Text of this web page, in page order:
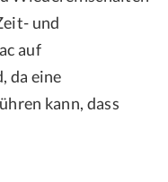
und
auf
da eine
kann, dass